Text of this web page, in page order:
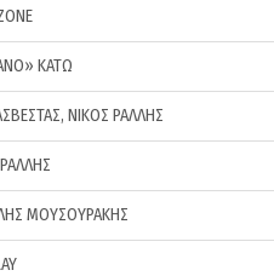
ΚΑΤΩ
ΝΙΚΟΣ ΡΑΛΛΗΣ
ΜΟΥΣΟΥΡΑΚΗΣ